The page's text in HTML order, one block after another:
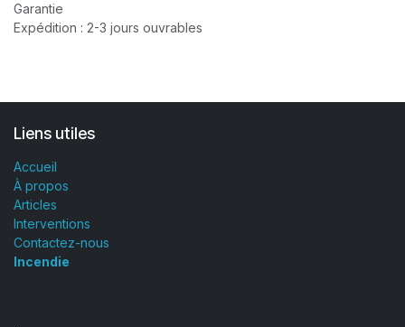
Garantie
Expédition : 2-3 jours ouvrables
Liens utiles
Accueil
À propos
Articles
Interventions
Contactez-nous
Incendie